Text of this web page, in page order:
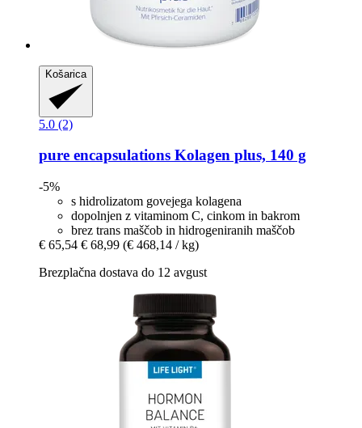
Košarica
5.0 (2)
pure encapsulations Kolagen plus, 140 g
-5%
s hidrolizatom govejega kolagena
dopolnjen z vitaminom C, cinkom in bakrom
brez trans maščob in hidrogeniranih maščob
€ 65,54 € 68,99 (€ 468,14 / kg)
Brezplačna dostava do 12 avgust